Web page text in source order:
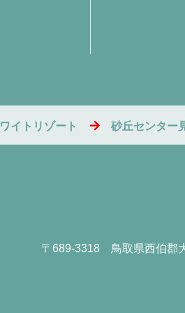
イトリゾート 砂丘センター
〒689-3318 鳥取県西伯郡